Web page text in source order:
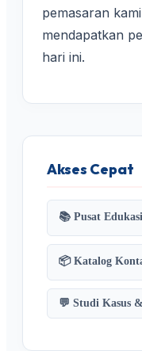
pemasaran
mendapatkan
hari ini.
Akses Cepat
📚 Pusat
📦 Katalog
💬 Studi Kasus